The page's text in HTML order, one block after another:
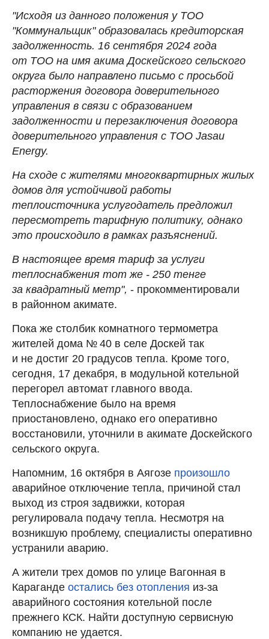
"Исходя из данного положения у ТОО
"Коммунальщик" образовалась кредиторская
задолженность. 16 сентября 2024 года
от ТОО на имя акима Доскейского сельского
округа было направлено письмо с просьбой
расторжения договора доверительного
управления в связи с образованием
задолженности и перезаключения договора
доверительного управления с ТОО Jasau
Energy.
На сходе с жителями многоквартирных жилых
домов для устойчивой работы
теплоисточника услугодатель предложил
пересмотреть тарифную политику, однако
это происходило в рамках разъяснений.
В настоящее время тариф за услуги
теплоснабжения тот же - 250 тенге
за квадратный метр", - прокомментировали
в районном акимате.
Пока же столбик комнатного термометра
жителей дома № 40 в селе Доскей так
и не достиг 20 градусов тепла. Кроме того,
сегодня, 17 декабря, в модульной котельной
перегорел автомат главного ввода.
Теплоснабжение было на время
приостановлено, однако его оперативно
восстановили, уточнили в акимате Доскейского
сельского округа.
Напомним, 16 октября в Аягозе произошло
аварийное отключение тепла, причиной стал
выход из строя задвижки, которая
регулировала подачу тепла. Несмотря на
возникшую проблему, специалисты оперативно
устранили аварию.
А жители трех домов по улице Вагонная в
Караганде остались без отопления из-за
аварийного состояния котельной после
прежнего КСК. Найти доступную сервисную
компанию не удается.